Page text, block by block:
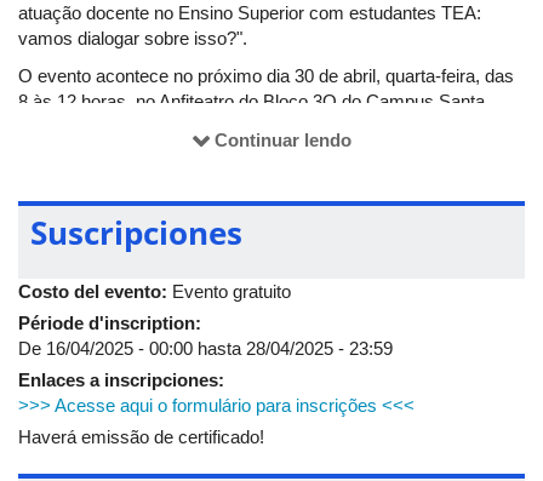
atuação docente no Ensino Superior com estudantes TEA:
vamos dialogar sobre isso?".
O evento acontece no próximo dia 30 de abril, quarta-feira, das
8 às 12 horas, no Anfiteatro do Bloco 3Q do Campus Santa
Continuar lendo
Suscripciones
Costo del evento: Evento gratuito
Période d'inscription:
De 16/04/2025 - 00:00 hasta 28/04/2025 - 23:59
Enlaces a inscripciones:
>>> Acesse aqui o formulário para inscrições <<<
Haverá emissão de certificado!